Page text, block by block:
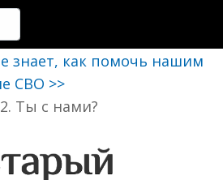
знает, как помочь нашим
СВО >>
Ты с нами?